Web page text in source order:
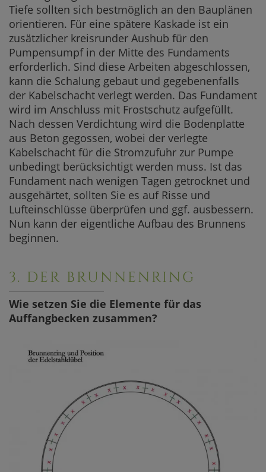
Tiefe sollten sich bestmöglich an den Bauplänen
orientieren. Für eine spätere Kaskade ist ein
zusätzlicher kreisrunder Aushub für den
Pumpensumpf in der Mitte des Fundaments
erforderlich. Sind diese Arbeiten abgeschlossen,
kann die Schalung gebaut und gegebenenfalls
der Kabelschacht verlegt werden. Das Fundament
wird im Anschluss mit Frostschutz aufgefüllt.
Nach dessen Verdichtung wird die Bodenplatte
aus Beton gegossen, wobei der verlegte
Kabelschacht für die Stromzufuhr zur Pumpe
unbedingt berücksichtigt werden muss. Ist das
Fundament nach wenigen Tagen getrocknet und
ausgehärtet, sollten Sie es auf Risse und
Lufteinschlüsse überprüfen und ggf. ausbessern.
Nun kann der eigentliche Aufbau des Brunnens
beginnen.
3. DER BRUNNENRING
Wie setzen Sie die Elemente für das
Auffangbecken zusammen?